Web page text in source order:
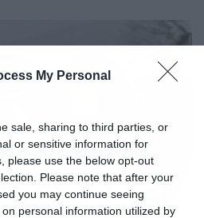
My Personal
sale, sharing to third parties, or
or sensitive information for
please use the below opt-out
Please note that after your
you may continue seeing
personal information utilized by